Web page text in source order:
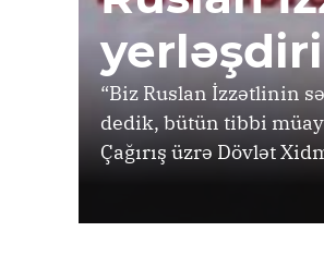
“Biz Ruslan İzzətlinin
dedik, bütün tibbi
Çağırış üzrə Dövlət